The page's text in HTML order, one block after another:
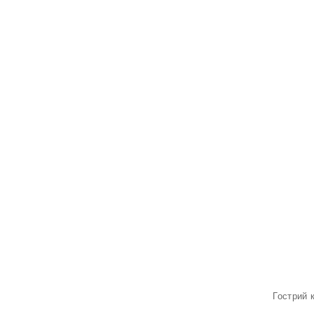
Гострий